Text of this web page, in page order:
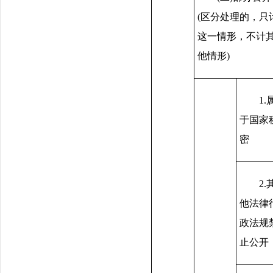
(区分处理的，只
这一情形，不计
他情形)
1.
于国家
密
2.
他法律
政法规
止公开